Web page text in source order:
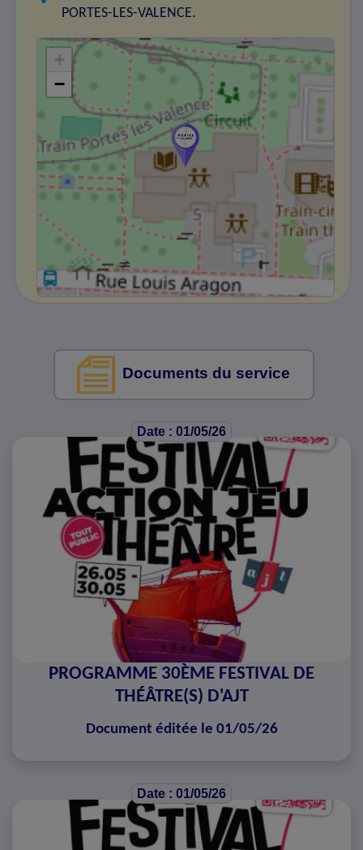
PORTES-LES-VALENCE.
+
−
Documents du service
Date : 01/05/26
PROGRAMME 30ÈME FESTIVAL DE
THÉÂTRE(S) D'AJT
Document éditée le 01/05/26
Date : 01/05/26